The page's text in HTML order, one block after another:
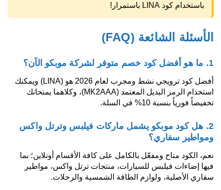
باستخدام كود LINA باستمرار!
الأسئلة الشائعة (FAQ)
1. ما هو أفضل كود خصم متوفر لشركة موبكو الآن؟
أفضل كود ترويجي نشط ومجرب لعام 2026 هو (LINA) ويمكنك
استخدام الرمز البديل المعتمد (MK2AAA)، وكلاهما يمنحانك
تخفيضاً فورياً بنسبة 10% في السلة.
2. هل كود موبكو يشمل ماركات فيلبس وترتل واكس
ومواطير سفاري؟
نعم، الكود متاح ومفعّل بالكامل على كافة الأقسام أونلاين؛ بما
فيها إضاءات فيلبس للسيارات، منتجات ترتل واكس، مواطير
سفاري الأصلية، ولوازم الطاقة الشمسية والرحلات.